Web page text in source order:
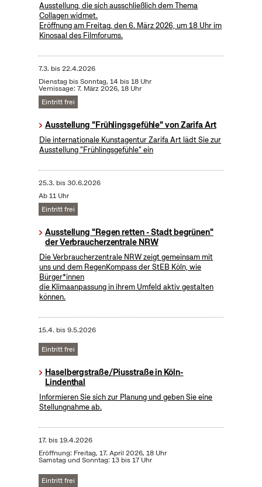
Ausstellung, die sich ausschließlich dem Thema
Collagen widmet.
Eröffnung am Freitag, den 6. März 2026, um 18 Uhr im
Kinosaal des Filmforums.
7.3. bis22.4.2026
Dienstag bis Sonntag, 14 bis 18 Uhr
Vernissage: 7. März 2026, 18 Uhr
Eintritt frei
Ausstellung "Frühlingsgefühle" von Zarifa Art
Die internationale Kunstagentur Zarifa Art lädt Sie zur
Ausstellung "Frühlingsgefühle" ein
25.3. bis30.6.2026
Ab 11 Uhr
Eintritt frei
Ausstellung "Regen retten - Stadt begrünen"
der Verbraucherzentrale NRW
Die Verbraucherzentrale NRW zeigt gemeinsam mit
uns und dem RegenKompass der StEB Köln, wie
Bürger*innen
die Klimaanpassung in ihrem Umfeld aktiv gestalten
können.
15.4. bis9.5.2026
Eintritt frei
Haselbergstraße/Piusstraße in Köln-
Lindenthal
Informieren Sie sich zur Planung und geben Sie eine
Stellungnahme ab.
17. bis19.4.2026
Eröffnung: Freitag, 17. April 2026, 18 Uhr
Samstag und Sonntag: 13 bis 17 Uhr
Eintritt frei